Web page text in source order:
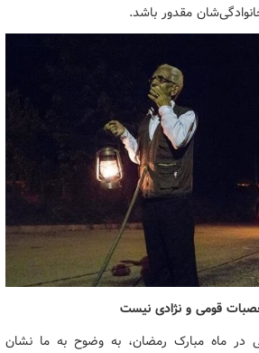
مقدور باشد.
قومی و نژادی نیست
در ماه مبارک رمضان، به وضوح به ما نشان